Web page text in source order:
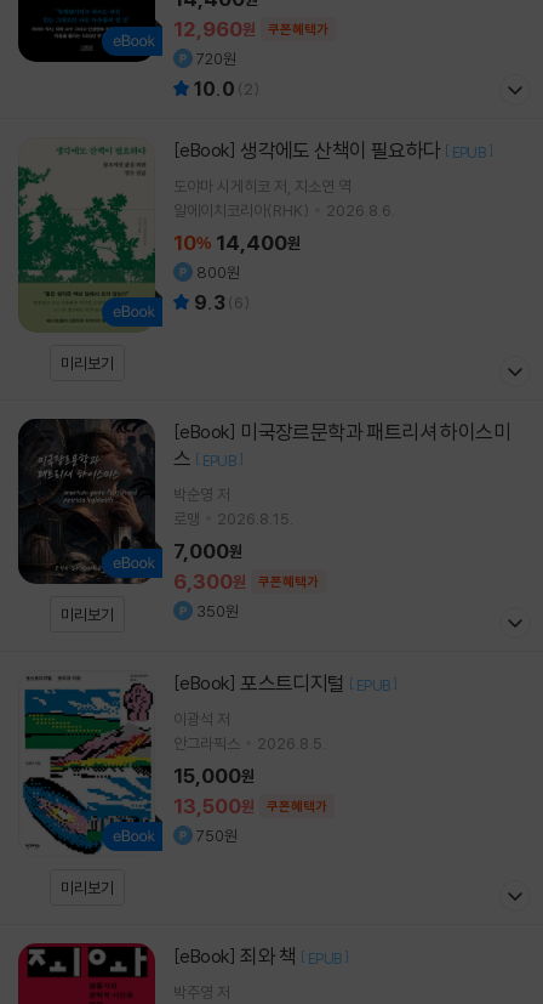
12,960원 쿠폰혜택가
720원
10.0 ( 2)
미리보기
[eBook] 생각에도 산책이 필요하다 [ EPUB ]
도야마 시게히코 저 지소연 역
알에이치코리아(RHK)
2026.8.6.
10% 14,400원
800원
9.3 (6)
미리보기
[eBook]
스 [ EPUB ]
박순영 저
로맹
2026.8.15.
6,300원 쿠폰혜택가
7,000원
350원
미리보기
[eBook] 포스트디지털 [ EPUB ]
이광석 저
안그라픽스
2026.8.5.
13,500원 쿠폰혜택가
15,000원
750원
[eBook] 죄와 책 [ EPUB ]
박주영 저